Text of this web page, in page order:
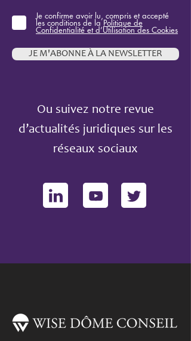
Je confirme avoir lu, compris et accepté
les conditions de la Politique de
Confidentialité et d’Utilisation des Cookies
JE M'ABONNE À LA NEWSLETTER
Ou suivez notre revue
d’actualités juridiques sur les
réseaux sociaux